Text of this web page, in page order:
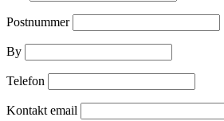
Postnummer
By
Telefon
Kontakt email